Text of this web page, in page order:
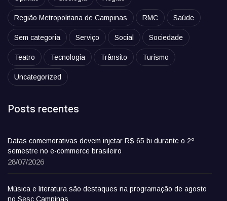
Região Metropolitana de Campinas RMC Saúde
Sem categoria Serviço Social Sociedade
Teatro Tecnologia Trânsito Turismo
Uncategorized
Posts recentes
Datas comemorativas devem injetar R$ 65 bi durante o 2º
semestre no e-commerce brasileiro
28/07/2026
Música e literatura são destaques na programação de agosto
no Sesc Campinas